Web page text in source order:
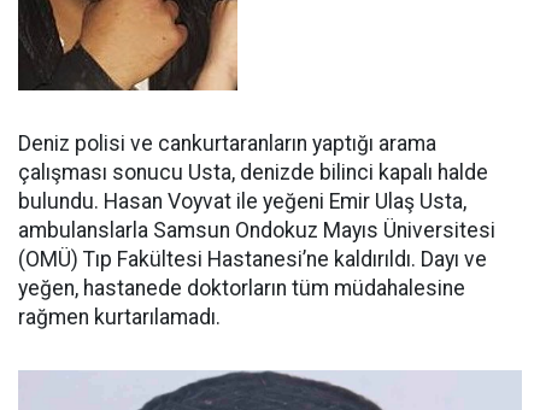
Deniz polisi ve cankurtaranların yaptığı arama
çalışması sonucu Usta, denizde bilinci kapalı halde
bulundu. Hasan Voyvat ile yeğeni Emir Ulaş Usta,
ambulanslarla Samsun Ondokuz Mayıs Üniversitesi
(OMÜ) Tıp Fakültesi Hastanesi’ne kaldırıldı. Dayı ve
yeğen, hastanede doktorların tüm müdahalesine
rağmen kurtarılamadı.